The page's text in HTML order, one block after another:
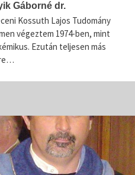
Gáborné dr.
Kossuth Lajos Tudomány
végeztem 1974-ben, mint
Ezután teljesen más
Jellegzetes pálinkáink